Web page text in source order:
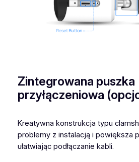
Zintegrowana puszka
przyłączeniowa
Kreatywna konstrukcja typu
problemy z instalacją i powiększa
ułatwiając podłączanie kabli.